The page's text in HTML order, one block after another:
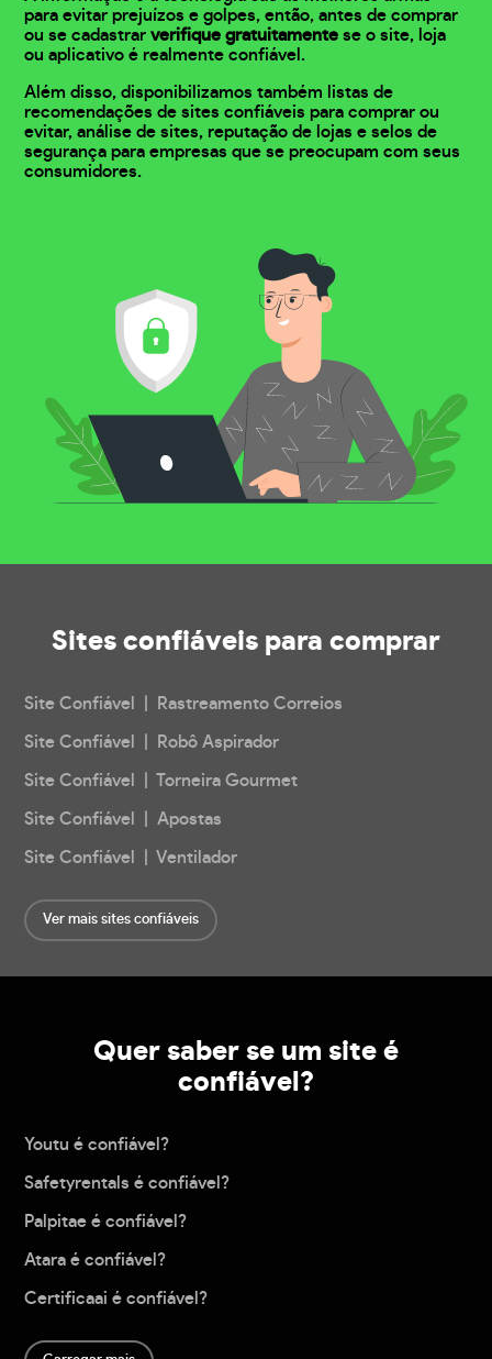
para evitar prejuízos e golpes, então, antes de comprar
ou se cadastrarverifique gratuitamente se o site, loja
ou aplicativo é realmente confiável.
Além disso, disponibilizamos também listas de
recomendações de sites confiáveis para comprar ou
evitar, análise de sites, reputação de lojas e selos de
segurança para empresas que se preocupam com seus
consumidores.
Sites confiáveis para comprar
Site Confiável | Rastreamento Correios
Site Confiável | Robô Aspirador
Site Confiável | Torneira Gourmet
Site Confiável | Apostas
Site Confiável | Ventilador
Ver mais sites confiáveis
Quer saber se um site é
confiável?
Youtu é confiável?
Safetyrentals é confiável?
Palpitae é confiável?
Atara é confiável?
Certificaai é confiável?